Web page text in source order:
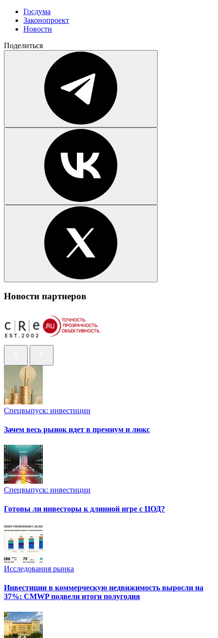
Госдума
Законопроект
Новости
Поделиться
Новости партнеров
Спецвыпуск: инвестиции
Зачем весь рынок идет в премиум и люкс
Спецвыпуск: инвестиции
Готовы ли инвесторы к длинной игре с ЦОД?
Исследования рынка
Инвестиции в коммерческую недвижимость выросли на
37%: CMWP подвели итоги полугодия